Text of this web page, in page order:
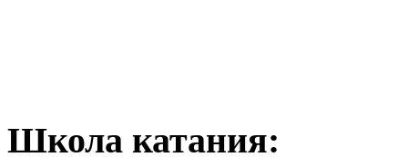
Школа катания: